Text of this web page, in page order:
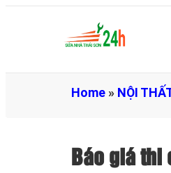
Home » NỘI
Báo giá thi